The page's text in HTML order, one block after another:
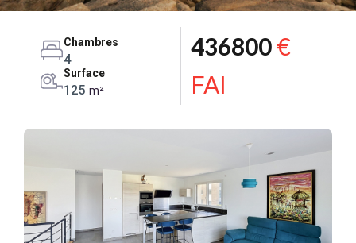
Chambres
4
Surface
125 m²
436800€
FAI